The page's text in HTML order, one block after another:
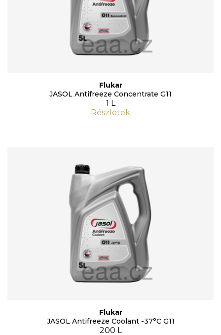
Flukar
JASOL Antifreeze Concentrate G11
1 L
Részletek
Flukar
JASOL Antifreeze Coolant -37°C G11
200 L